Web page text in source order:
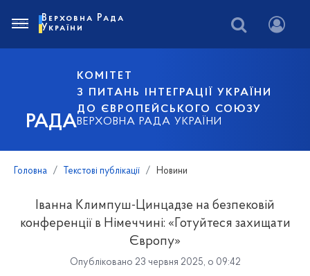
РАДА
КОМІТЕТ
З ПИТАНЬ ІНТЕГРАЦІЇ УКРАЇНИ
ДО ЄВРОПЕЙСЬКОГО СОЮЗУ
ВЕРХОВНА РАДА УКРАЇНИ
Верховна Рада
України
Головна Текстові публікації Новини
Іванна Климпуш-Цинцадзе на безпековій
конференції в Німеччині: «Готуйтеся захищати
Європу»
Опубліковано 23 червня 2025, о 09:42